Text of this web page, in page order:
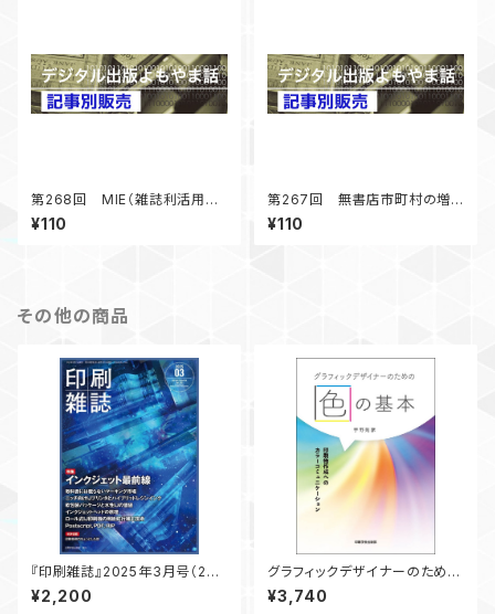
第268回 MIE（雑誌利活用教
育）報告 雑誌づくりの効果
「デジタル出版よもやま話」 20
¥110
第267回 無書店市町村の増
加 書店不況下の熱い話題
「デジタル出版よもやま話」 20
¥110
その他の商品
『印刷雑誌』2025年3月号（2月
20日発行）
¥2,200
グラフィックデザイナーのための
色の基本 ― 印刷物作成への
カラーコミュニケーション ―
¥3,740